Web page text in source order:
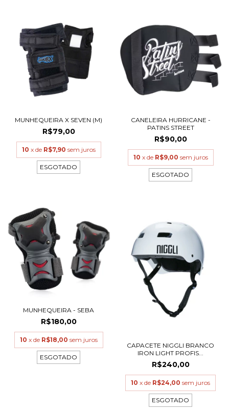
MUNHEQUEIRA X SEVEN (M)
R$79,00
10 x de R$7,90 sem juros
ESGOTADO
CANELEIRA HURRICANE -
PATINS STREET
R$90,00
10 x de R$9,00 sem juros
ESGOTADO
MUNHEQUEIRA - SEBA
R$180,00
10 x de R$18,00 sem juros
ESGOTADO
CAPACETE NIGGLI BRANCO
IRON LIGHT PROFIS...
R$240,00
10 x de R$24,00 sem juros
ESGOTADO